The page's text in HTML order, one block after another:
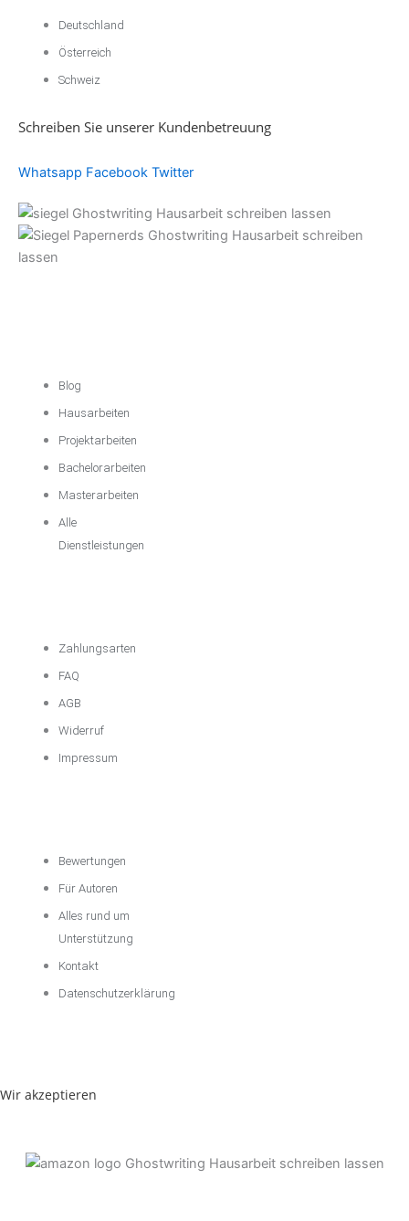
Deutschland
Österreich
Schweiz
Schreiben Sie unserer Kundenbetreuung
Whatsapp Facebook Twitter
Blog
Hausarbeiten
Projektarbeiten
Bachelorarbeiten
Masterarbeiten
Alle
Dienstleistungen
Zahlungsarten
FAQ
AGB
Widerruf
Impressum
Bewertungen
Für Autoren
Alles rund um
Unterstützung
Kontakt
Datenschutzerklärung
Wir akzeptieren